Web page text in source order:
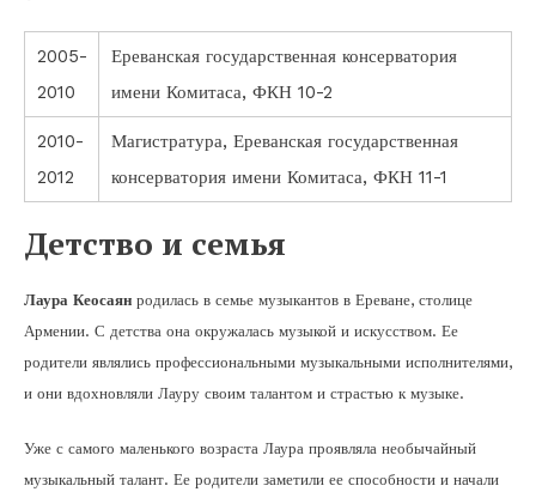
2005-
2010
Ереванская государственная консерватория
имени Комитаса, ФКН 10-2
2010-
2012
Магистратура, Ереванская государственная
консерватория имени Комитаса, ФКН 11-1
Детство и семья
Лаура Кеосаян родилась в семье музыкантов в Ереване, столице
Армении. С детства она окружалась музыкой и искусством. Ее
родители являлись профессиональными музыкальными исполнителями,
и они вдохновляли Лауру своим талантом и страстью к музыке.
Уже с самого маленького возраста Лаура проявляла необычайный
музыкальный талант. Ее родители заметили ее способности и начали